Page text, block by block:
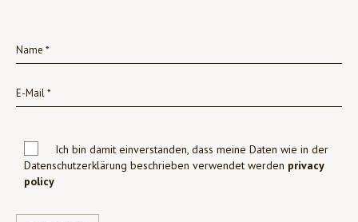
Ich bin damit einverstanden, dass meine Daten wie in der
Datenschutzerklärung beschrieben verwendet werden privacy
policy